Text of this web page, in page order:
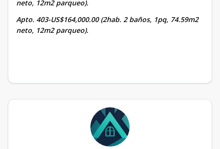
neto, 12m2 parqueo).
Apto. 403-US$164,000.00 (2hab. 2 baños, 1pq, 74.59m2
neto, 12m2 parqueo).